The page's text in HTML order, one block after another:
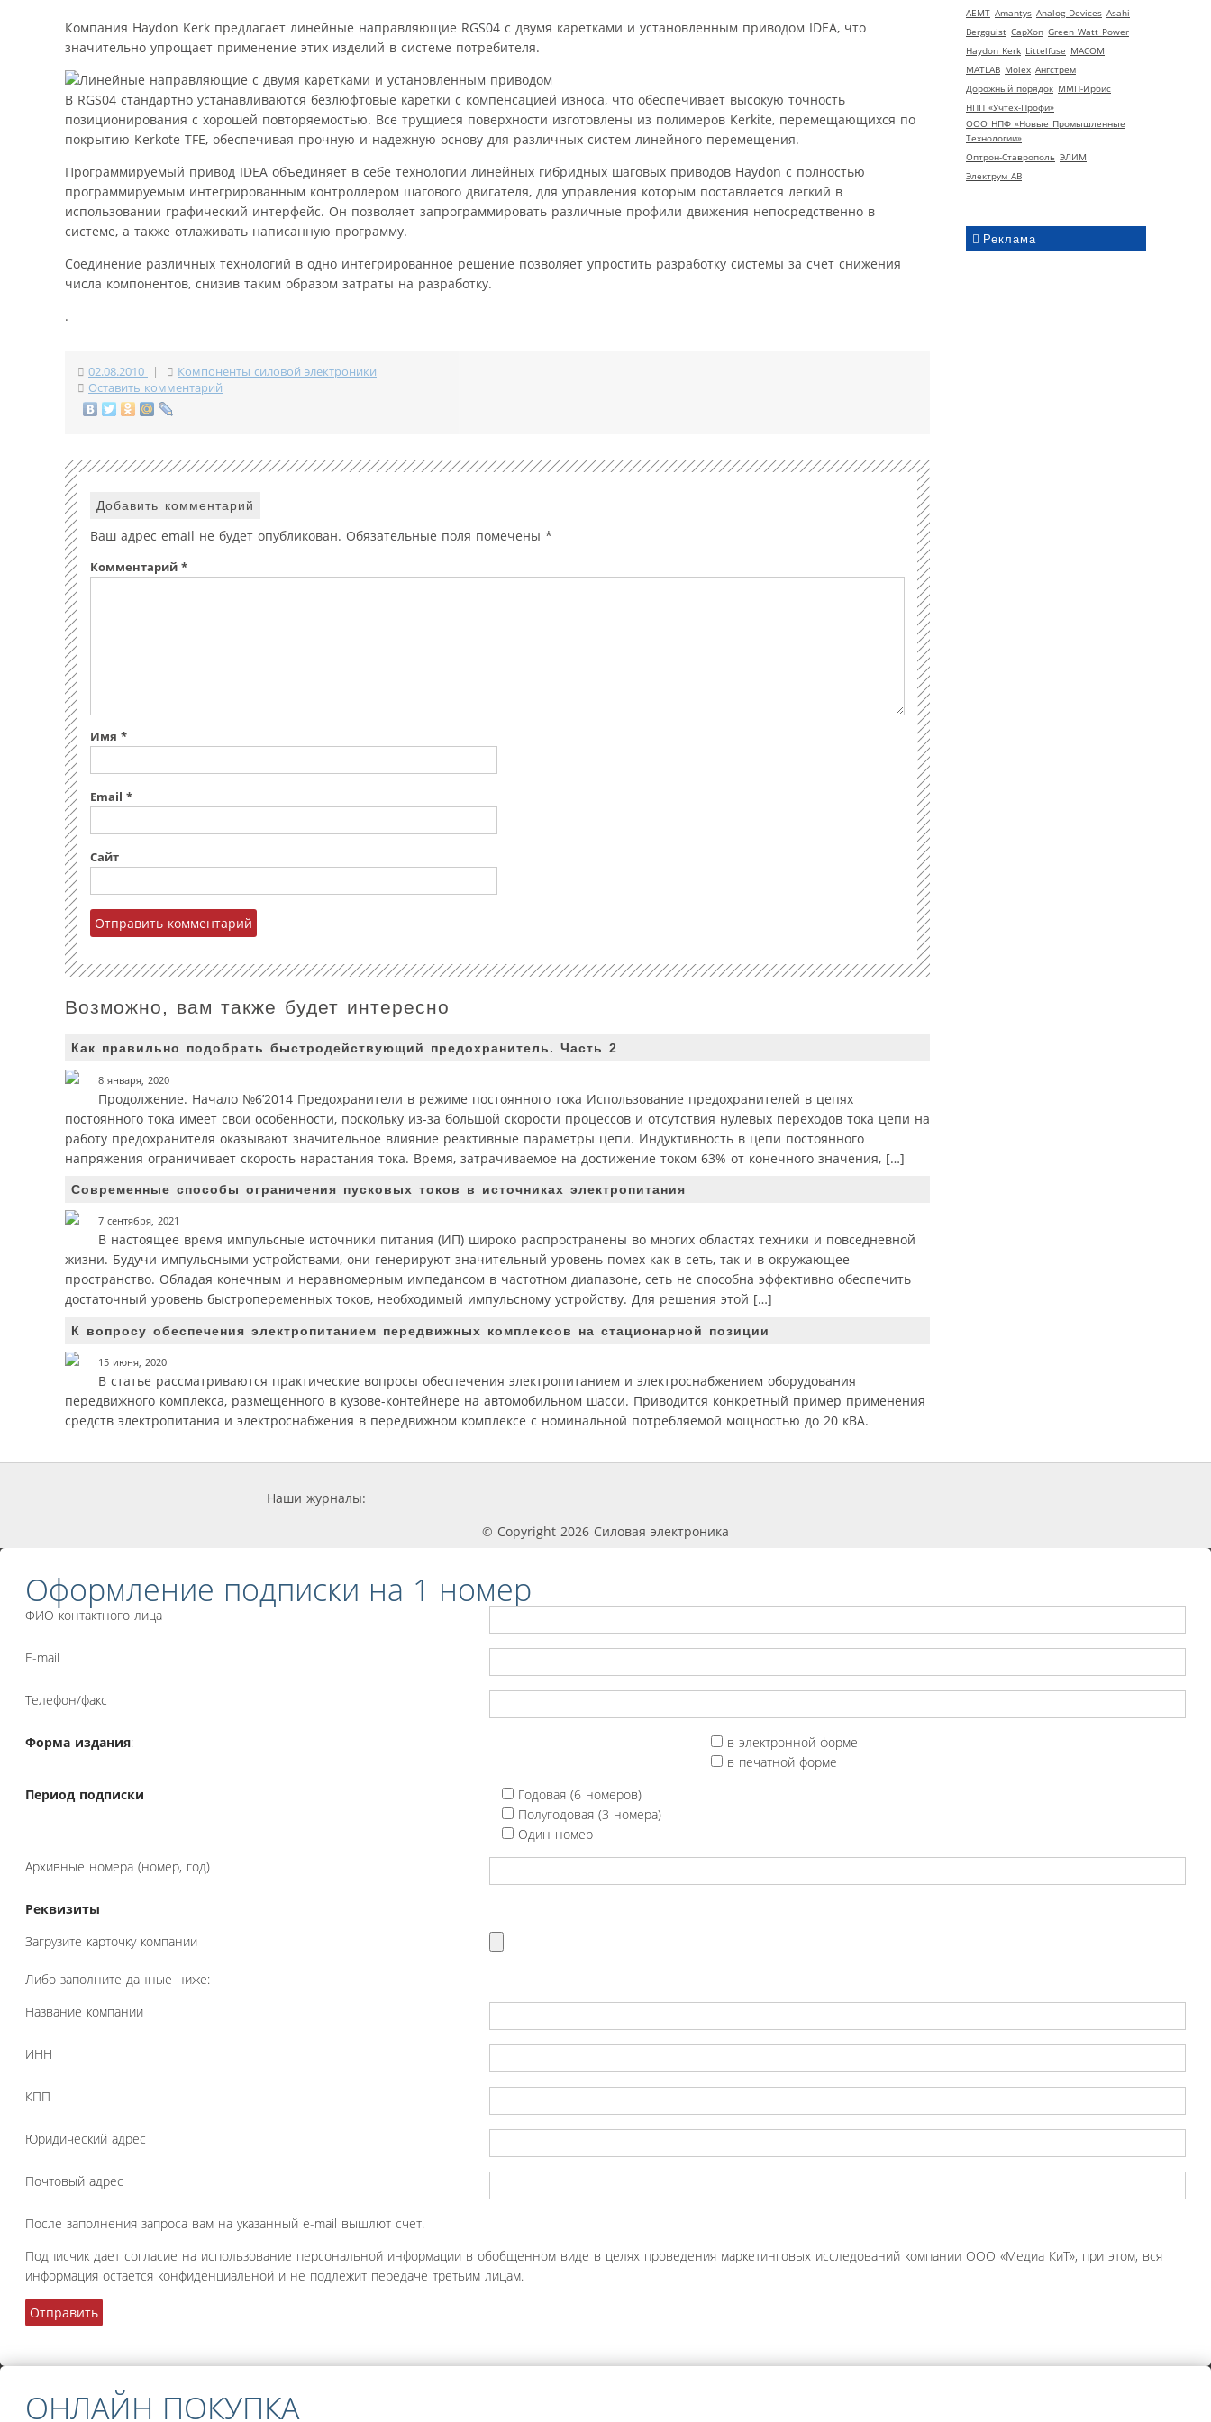
AEMT Amantys Analog Devices Asahi
Bergquist CapXon Green Watt Power
Haydon Kerk Littelfuse MACOM
MATLAB Molex Ангстрем
Дорожный порядок ММП-Ирбис
НПП «Учтех-Профи»
ООО НПФ «Новые Промышленные
Технологии»
Оптрон-Ставрополь ЭЛИМ
Электрум АВ
Реклама
Компания Haydon Kerk предлагает линейные направляющие RGS04 с двумя каретками и установленным приводом IDEA, что
значительно упрощает применение этих изделий в системе потребителя.
В RGS04 стандартно устанавливаются безлюфтовые каретки с компенсацией износа, что обеспечивает высокую точность
позиционирования с хорошей повторяемостью. Все трущиеся поверхности изготовлены из полимеров Kerkite, перемещающихся по
покрытию Kerkote TFE, обеспечивая прочную и надежную основу для различных систем линейного перемещения.
Программируемый привод IDEA объединяет в себе технологии линейных гибридных шаговых приводов Haydon с полностью
программируемым интегрированным контроллером шагового двигателя, для управления которым поставляется легкий в
использовании графический интерфейс. Он позволяет запрограммировать различные профили движения непосредственно в
системе, а также отлаживать написанную программу.
Соединение различных технологий в одно интегрированное решение позволяет упростить разработку системы за счет снижения
числа компонентов, снизив таким образом затраты на разработку.
.
02.08.2010 |
Компоненты силовой электроники
Оставить комментарий
Добавить комментарий
Ваш адрес email не будет опубликован. Обязательные поля помечены *
Комментарий *
Имя *
Email *
Сайт
Возможно, вам также будет интересно
Как правильно подобрать быстродействующий предохранитель. Часть 2
8 января, 2020
Продолжение. Начало №6’2014 Предохранители в режиме постоянного тока Использование предохранителей в цепях
постоянного тока имеет свои особенности, поскольку из-за большой скорости процессов и отсутствия нулевых переходов тока цепи на
работу предохранителя оказывают значительное влияние реактивные параметры цепи. Индуктивность в цепи постоянного
напряжения ограничивает скорость нарастания тока. Время, затрачиваемое на достижение током 63% от конечного значения, […]
Современные способы ограничения пусковых токов в источниках электропитания
7 сентября, 2021
В настоящее время импульсные источники питания (ИП) широко распространены во многих областях техники и повседневной
жизни. Будучи импульсными устройствами, они генерируют значительный уровень помех как в сеть, так и в окружающее
пространство. Обладая конечным и неравномерным импедансом в частотном диапазоне, сеть не способна эффективно обеспечить
достаточный уровень быстропеременных токов, необходимый импульсному устройству. Для решения этой […]
К вопросу обеспечения электропитанием передвижных комплексов на стационарной позиции
15 июня, 2020
В статье рассматриваются практические вопросы обеспечения электропитанием и электроснабжением оборудования
передвижного комплекса, размещенного в кузове-контейнере на автомобильном шасси. Приводится конкретный пример применения
средств электропитания и электроснабжения в передвижном комплексе с номинальной потребляемой мощностью до 20 кВА.
Наши журналы:
© Copyright 2026 Силовая электроника
Оформление подписки на 1 номер
ФИО контактного лица
E-mail
Телефон/факс
Форма издания:
в электронной форме
в печатной форме
Период подписки
Годовая (6 номеров)
Полугодовая (3 номера)
Один номер
Архивные номера (номер, год)
Реквизиты
Загрузите карточку компании
Либо заполните данные ниже:
Название компании
ИНН
КПП
Юридический адрес
Почтовый адрес
После заполнения запроса вам на указанный e-mail вышлют счет.
Подписчик дает согласие на использование персональной информации в обобщенном виде в целях проведения маркетинговых исследований компании ООО «Медиа КиТ», при этом, вся
информация остается конфиденциальной и не подлежит передаче третьим лицам.
ОНЛАЙН ПОКУПКА